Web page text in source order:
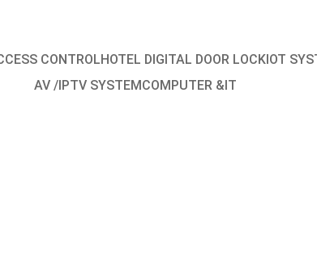
CONTROLHOTEL DIGITAL DOOR LOCKIOT
AV /IPTV SYSTEMCOMPUTER &IT